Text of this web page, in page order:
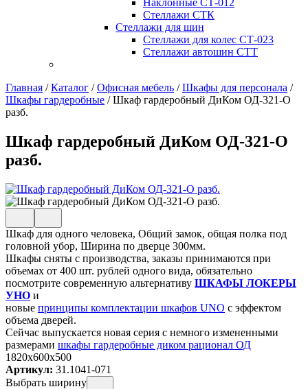
Наклонные СТ-012
Стеллажи СТК
Стеллажи для шин
Стеллажи для колес СТ-023
Стеллажи автошин СТТ
Главная /Каталог /Офисная мебель /Шкафы для персонала /
Шкафы гардеробные /Шкаф гардеробный ДиКом ОД-321-О
разб.
Шкаф гардеробный ДиКом ОД-321-О
разб.
Шкаф для одного человека, Общий замок, общая полка под
головной убор, Ширина по дверце 300мм.
Шкафы сняты с производства, заказы принимаются при
объемах от 400 шт. рублей одного вида, обязательно
посмотрите современную альтернативу ШКАФЫ ЛОКЕРЫ
УНО и
новые принципы комплектации шкафов UNO с эффектом
объема дверей.
Сейчас выпускается новая серия с немного измененными
размерами шкафы гардеробные диком рационал ОД
1820x600x500
Артикул: 31.1041-071
Выбрать ширину